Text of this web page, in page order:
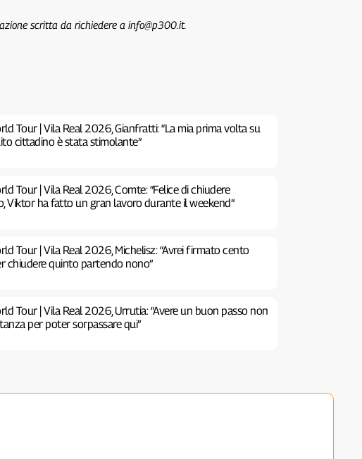
scritta da richiedere a info@p300.it.
Tour | Vila Real 2026, Gianfratti: “La mia prima volta su
cittadino è stata stimolante”
Tour | Vila Real 2026, Comte: “Felice di chiudere
Viktor ha fatto un gran lavoro durante il weekend”
Tour | Vila Real 2026, Michelisz: “Avrei firmato cento
chiudere quinto partendo nono”
Tour | Vila Real 2026, Urrutia: “Avere un buon passo non
per poter sorpassare qui”